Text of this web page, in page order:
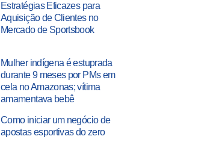
Estratégias Eficazes para
Aquisição de Clientes no
Mercado de Sportsbook
Mulher indígena é estuprada
durante 9 meses por PMs em
cela no Amazonas; vítima
amamentava bebê
Como iniciar um negócio de
apostas esportivas do zero